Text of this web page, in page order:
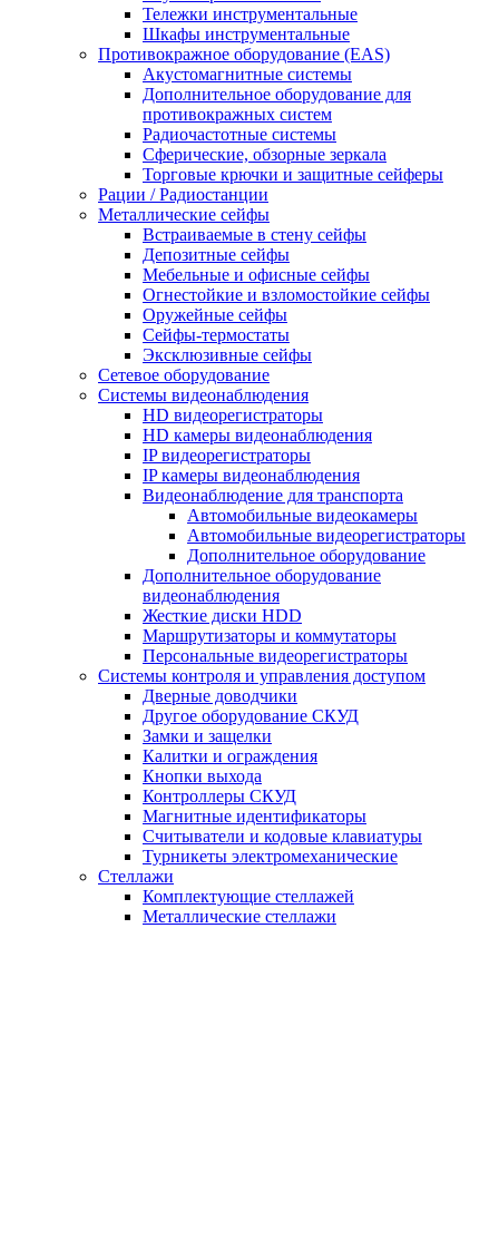
Тележки инструментальные
Шкафы инструментальные
Противокражное оборудование (EAS)
Акустомагнитные системы
Дополнительное оборудование для
противокражных систем
Радиочастотные системы
Сферические, обзорные зеркала
Торговые крючки и защитные сейферы
Рации / Радиостанции
Металлические сейфы
Встраиваемые в стену сейфы
Депозитные сейфы
Мебельные и офисные сейфы
Огнестойкие и взломостойкие сейфы
Оружейные сейфы
Сейфы-термостаты
Эксклюзивные сейфы
Сетевое оборудование
Системы видеонаблюдения
HD видеорегистраторы
HD камеры видеонаблюдения
IP видеорегистраторы
IP камеры видеонаблюдения
Видеонаблюдение для транспорта
Автомобильные видеокамеры
Автомобильные видеорегистраторы
Дополнительное оборудование
Дополнительное оборудование
видеонаблюдения
Жесткие диски HDD
Маршрутизаторы и коммутаторы
Персональные видеорегистраторы
Системы контроля и управления доступом
Дверные доводчики
Другое оборудование СКУД
Замки и защелки
Калитки и ограждения
Кнопки выхода
Контроллеры СКУД
Магнитные идентификаторы
Считыватели и кодовые клавиатуры
Турникеты электромеханические
Стеллажи
Комплектующие стеллажей
Металлические стеллажи